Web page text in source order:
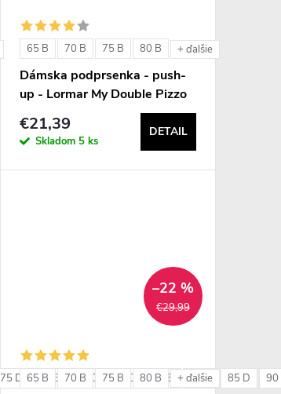
65 B 70 B 75 B 80 B + ďalšie
Dámska podprsenka - push-
up - Lormar My Double Pizzo
€21,39
Skladom 5 ks
DETAIL
75 D 80 B 80 C 80 D 85 B 85 C 85 D 90
€29,99
–22 %
65 B 70 B 75 B 80 B + ďalšie